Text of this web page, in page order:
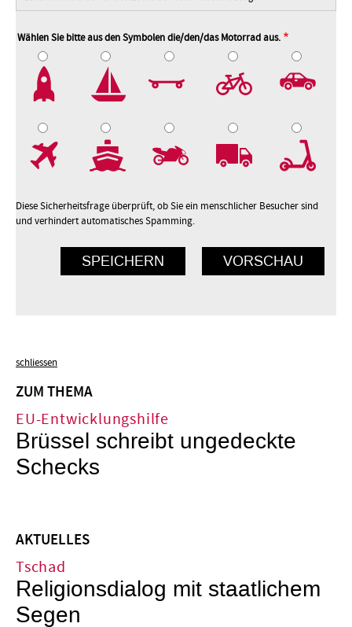
Wählen Sie bitte aus den Symbolen die/den/das Motorrad aus.
Diese Sicherheitsfrage überprüft, ob Sie ein menschlicher Besucher sind
und verhindert automatisches Spamming.
schliessen
ZUM THEMA
EU-Entwicklungshilfe
Brüssel schreibt ungedeckte
Schecks
AKTUELLES
Tschad
Religionsdialog mit staatlichem
Segen